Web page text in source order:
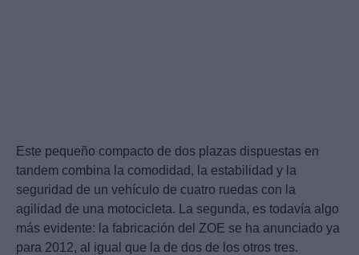
Este pequeño compacto de dos plazas dispuestas en
tandem combina la comodidad, la estabilidad y la
seguridad de un vehículo de cuatro ruedas con la
agilidad de una motocicleta. La segunda, es todavía algo
más evidente: la fabricación del ZOE se ha anunciado ya
para 2012, al igual que la de dos de los otros tres.